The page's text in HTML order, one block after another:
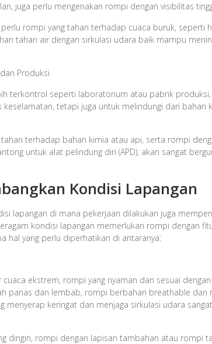
juga perlu mengenakan rompi dengan visibilitas
rompi yang tahan terhadap cuaca buruk, seperti
tahan air dengan sirkulasi udara baik mampu
Produksi
terkontrol seperti laboratorium atau pabrik
keselamatan, tetapi juga untuk melindungi dari bahan
terhadap bahan kimia atau api, serta rompi
untuk alat pelindung diri (APD), akan sangat
Kondisi Lapangan
lapangan di mana pekerjaan dilakukan juga
kondisi lapangan memerlukan rompi dengan
hal yang perlu diperhatikan di antaranya:
cuaca ekstrem, rompi yang nyaman dan sesuai
panas dan lembab, rompi berbahan breathable dan
menyerap keringat dan menjaga sirkulasi udara sangat
dingin, rompi dengan lapisan tambahan atau rompi